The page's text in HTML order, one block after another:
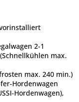
2-1
max.
max. 240 min.)
Hordenwagen
Hordenwagen),